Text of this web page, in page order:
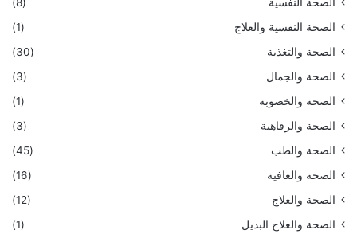
الصحة النفسية
(8)
الصحة النفسية والعلاج
(1)
الصحة والتغذية
(30)
الصحة والجمال
(3)
الصحة والخصوبة
(1)
الصحة والرفاهية
(3)
الصحة والطب
(45)
الصحة والعافية
(16)
الصحة والعلاج
(12)
الصحة والعلاج البديل
(1)